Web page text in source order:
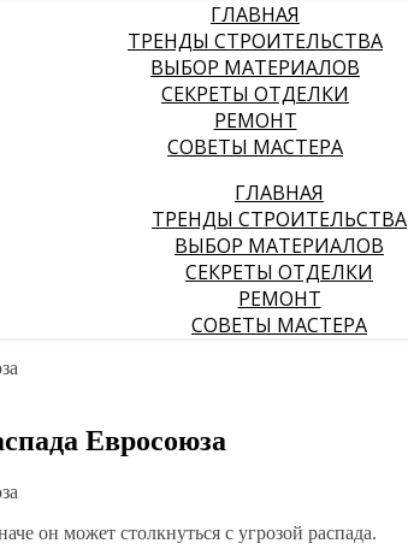
ГЛАВНАЯ
ТРЕНДЫ СТРОИТЕЛЬСТВА
ВЫБОР МАТЕРИАЛОВ
СЕКРЕТЫ ОТДЕЛКИ
РЕМОНТ
СОВЕТЫ МАСТЕРА
ГЛАВНАЯ
ТРЕНДЫ СТРОИТЕЛЬСТВА
ВЫБОР МАТЕРИАЛОВ
СЕКРЕТЫ ОТДЕЛКИ
РЕМОНТ
СОВЕТЫ МАСТЕРА
Евросоюза
он может столкнуться с угрозой распада.